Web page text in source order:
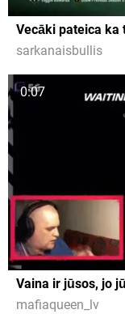
Vecāki pateica ka
sarkanaisbullis
0:07
Vaina ir jūsos, jo
mafiaqueen_lv